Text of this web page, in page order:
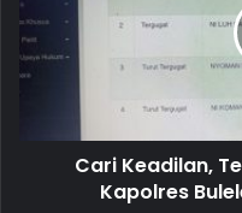
Cari Keadilan,
Kapolres